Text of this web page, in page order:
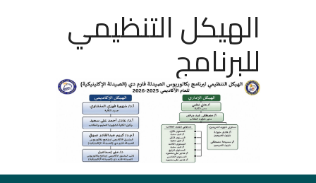
الهيكل التنظيمي
للبرنامج